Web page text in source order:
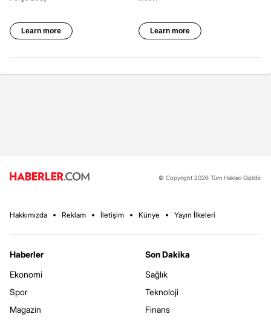
© Copyright 2026 Tüm Hakları Gizlidir.
Hakkımızda Reklam İletişim Künye Yayın İlkeleri
Haberler
Ekonomi
Spor
Magazin
Son Dakika
Sağlık
Teknoloji
Finans